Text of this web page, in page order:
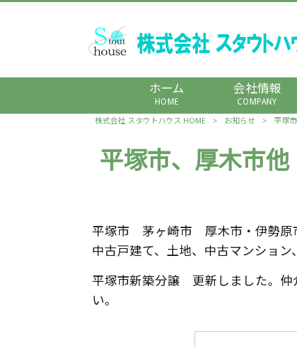
ホーム
HOME
会社情報
COMPANY
株式会社 スタウトハウス HOME > お知らせ > 平塚
平塚市、厚木市
平塚市 茅ヶ崎市 厚木市・伊勢原
中古戸建て、土地、中古マンション
平塚市新築分譲 更新しました。仲
い。